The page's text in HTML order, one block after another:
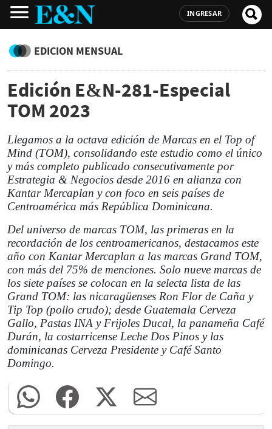
INGRESAR
EDICION MENSUAL
Edición E&N-281-Especial
TOM 2023
Llegamos a la octava edición de Marcas en el Top of
Mind (TOM), consolidando este estudio como el único
y más completo publicado consecutivamente por
Estrategia & Negocios desde 2016 en alianza con
Kantar Mercaplan y con foco en seis países de
Centroamérica más República Dominicana.
Del universo de marcas TOM, las primeras en la
recordación de los centroamericanos, destacamos este
año con Kantar Mercaplan a las marcas Grand TOM,
con más del 75% de menciones. Solo nueve marcas de
los siete países se colocan en la selecta lista de las
Grand TOM: las nicaragüenses Ron Flor de Caña y
Tip Top (pollo crudo); desde Guatemala Cerveza
Gallo, Pastas INA y Frijoles Ducal, la panameña Café
Durán, la costarricense Leche Dos Pinos y las
dominicanas Cerveza Presidente y Café Santo
Domingo.